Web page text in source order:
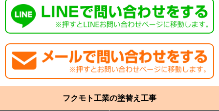
フクモト工業の塗替え工事